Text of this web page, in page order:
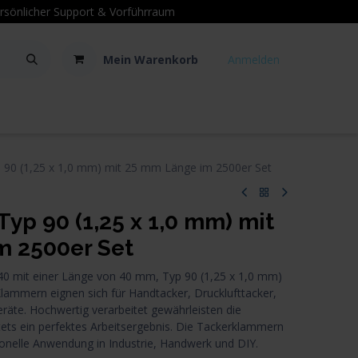
Support & Vorführraum
Mein Warenkorb Anmelden
(1,25 x 1,0 mm) mit 25 mm Länge im 2500er Set
90 (1,25 x 1,0 mm) mit
2500er Set
mit einer Länge von 40 mm, Typ 90 (1,25 x 1,0 mm)
eignen sich für Handtacker, Drucklufttacker,
Hochwertig verarbeitet gewährleisten die
ein perfektes Arbeitsergebnis. Die Tackerklammern
Anwendung in Industrie, Handwerk und DIY.